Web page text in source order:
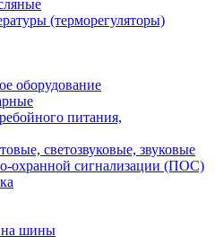
(терморегуляторы)
оборудование
питания,
светозвуковые, звуковые
охранной сигнализации (ПОС)
на шины